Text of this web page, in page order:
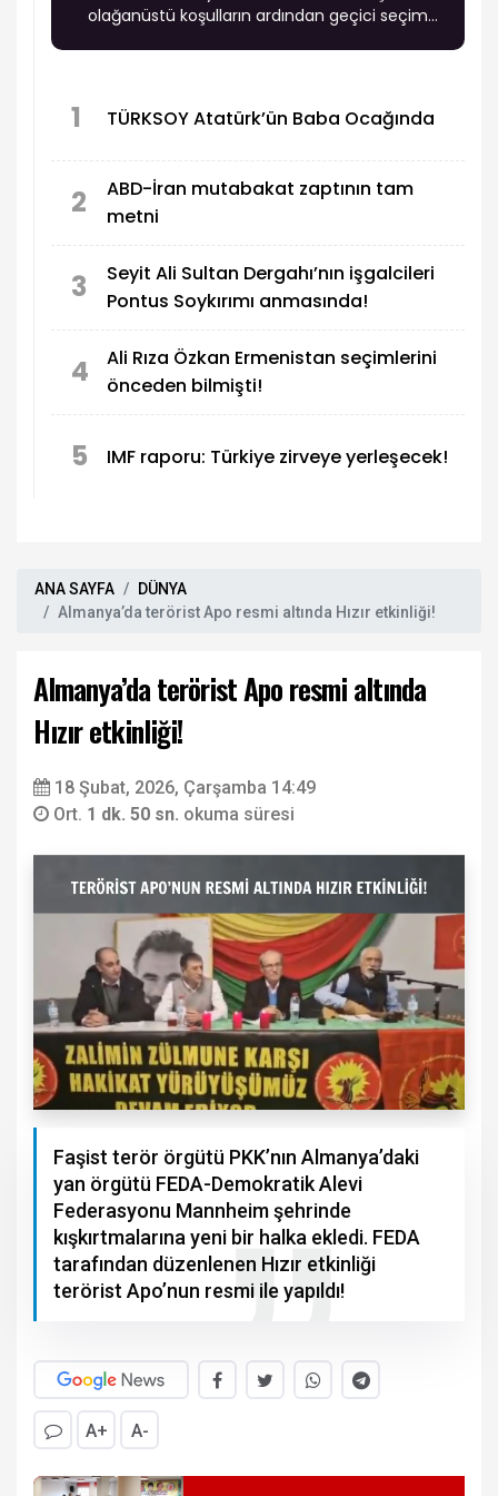
olağanüstü koşulların ardından geçici seçim
1 TÜRKSOY Atatürk’ün Baba Ocağında
2
ABD-İran mutabakat zaptının tam
metni
3
Seyit Ali Sultan Dergahı’nın işgalcileri
Pontus Soykırımı anmasında!
4
Ali Rıza Özkan Ermenistan seçimlerini
önceden bilmişti!
5 IMF raporu: Türkiye zirveye yerleşecek!
ANA SAYFA
DÜNYA
Almanya’da terörist Apo resmi altında Hızır etkinliği!
Almanya’da terörist Apo resmi altında
Hızır etkinliği!
18 Şubat, 2026, Çarşamba 14:49
Ort. 1 dk. 50 sn. okuma süresi
Faşist terör örgütü PKK’nın Almanya’daki
yan örgütü FEDA-Demokratik Alevi
Federasyonu Mannheim şehrinde
kışkırtmalarına yeni bir halka ekledi. FEDA
tarafından düzenlenen Hızır etkinliği
terörist Apo’nun resmi ile yapıldı!
A+ A-